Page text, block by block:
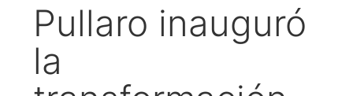
Pullaro inauguró
la